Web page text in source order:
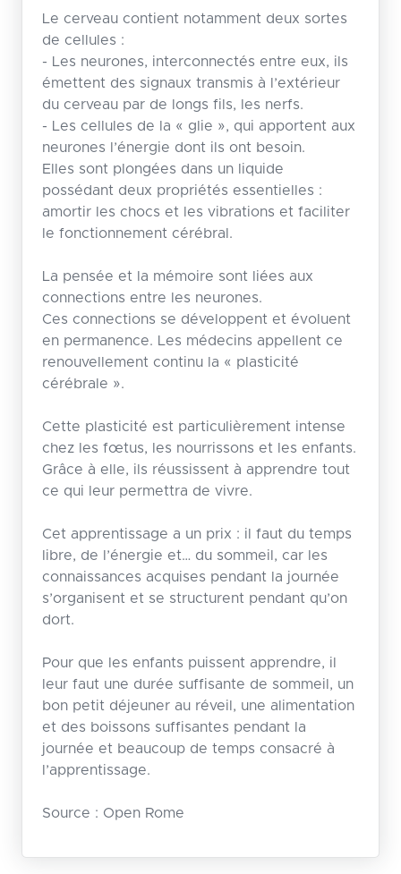
Le cerveau contient notamment deux sortes
de cellules :
- Les neurones, interconnectés entre eux, ils
émettent des signaux transmis à l’extérieur
du cerveau par de longs fils, les nerfs.
- Les cellules de la « glie », qui apportent aux
neurones l’énergie dont ils ont besoin.
Elles sont plongées dans un liquide
possédant deux propriétés essentielles :
amortir les chocs et les vibrations et faciliter
le fonctionnement cérébral.
La pensée et la mémoire sont liées aux
connections entre les neurones.
Ces connections se développent et évoluent
en permanence. Les médecins appellent ce
renouvellement continu la « plasticité
cérébrale ».
Cette plasticité est particulièrement intense
chez les fœtus, les nourrissons et les enfants.
Grâce à elle, ils réussissent à apprendre tout
ce qui leur permettra de vivre.
Cet apprentissage a un prix : il faut du temps
libre, de l’énergie et… du sommeil, car les
connaissances acquises pendant la journée
s’organisent et se structurent pendant qu’on
dort.
Pour que les enfants puissent apprendre, il
leur faut une durée suffisante de sommeil, un
bon petit déjeuner au réveil, une alimentation
et des boissons suffisantes pendant la
journée et beaucoup de temps consacré à
l’apprentissage.
Source : Open Rome